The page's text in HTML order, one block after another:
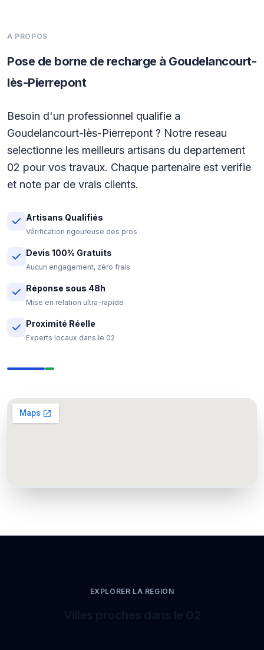
A PROPOS
Pose de borne de recharge à Goudelancourt-
lès-Pierrepont
Besoin d'un professionnel qualifie a
Goudelancourt-lès-Pierrepont ? Notre reseau
selectionne les meilleurs artisans du departement
02 pour vos travaux. Chaque partenaire est verifie
et note par de vrais clients.
Artisans Qualifiés
Vérification rigoureuse des pros
Devis 100% Gratuits
Aucun engagement, zéro frais
Réponse sous 48h
Mise en relation ultra-rapide
Proximité Réelle
Experts locaux dans le 02
EXPLORER LA REGION